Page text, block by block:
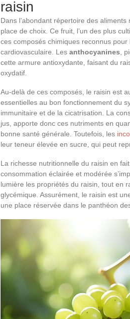
raisin
Dans l’abondant répertoire des
place de choix. Ce fruit, l’un des plus
ces composés chimiques reconnus
cardiovasculaire. Les anthocyanines ,
cette armure antioxydante, faisant du
oxydatif.
Au-delà de ces composés, le raisin est
essentielles au bon fonctionnement du
immunitaire et de la cicatrisation. La
jus, apporte donc ces nutriments en
bonne santé générale. Toutefois, les
leur teneur élevée en sucre, qui peut
La richesse nutritionnelle du raisin en
consommation éclairée et modérée
lumière les propriétés du raisin, tout en
glycémique. Assurément, le raisin est
une place réservée dans le panthéon